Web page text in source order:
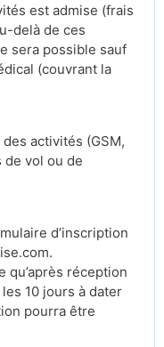
est admise (frais
delà de ces
sera possible sauf
(couvrant la
activités (GSM,
de vol ou de
d’inscription
réception
10 jours à dater
pourra être